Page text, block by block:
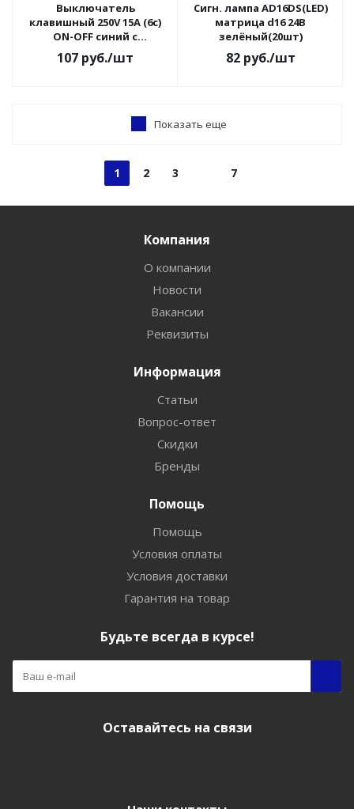
Выключатель
клавишный 250V 15А (6c)
ON-OFF синий с
подсветкой двойной
REXANT(1/10)
107 руб./шт
Сигн. лампа AD16DS(LED)
матрица d16 24В
зелёный(20шт)
82руб./шт
Показать еще
1 2 3 7
Компания
О компании
Новости
Вакансии
Реквизиты
Информация
Статьи
Вопрос-ответ
Скидки
Бренды
Помощь
Помощь
Условия оплаты
Условия доставки
Гарантия на товар
Будьте всегда в курсе!
Оставайтесь на связи